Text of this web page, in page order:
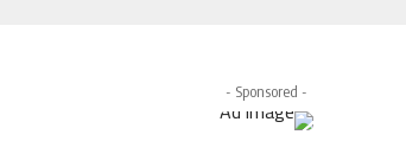
- Sponsored -